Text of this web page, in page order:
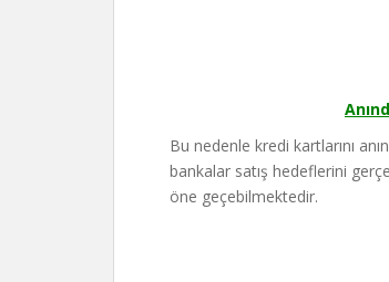
Bu nedenle kredi kartlarını
bankalar satış hedeflerini
öne geçebilmektedir.